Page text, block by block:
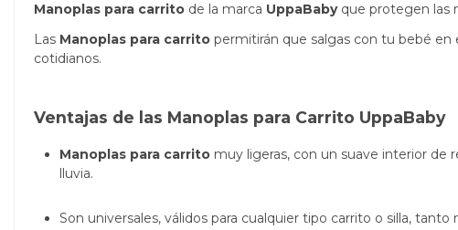
Manoplas para carrito de la marca UppaBaby que protegen las
Las Manoplas para carrito permitirán que salgas con tu bebé
cotidianos.
Ventajas de las Manoplas para Carrito UppaBaby
Manoplas para carrito muy ligeras, con un suave interior de
lluvia.
Son universales, válidos para cualquier tipo carrito o silla,